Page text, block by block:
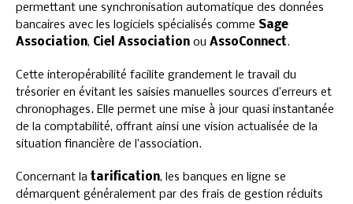
permettant une synchronisation automatique des données
bancaires avec les logiciels spécialisés comme Sage
Association, Ciel Association ou AssoConnect.
Cette interopérabilité facilite grandement le travail du
trésorier en évitant les saisies manuelles sources d’erreurs et
chronophages. Elle permet une mise à jour quasi instantanée
de la comptabilité, offrant ainsi une vision actualisée de la
situation financière de l’association.
Concernant la tarification, les banques en ligne se
démarquent généralement par des frais de gestion réduits